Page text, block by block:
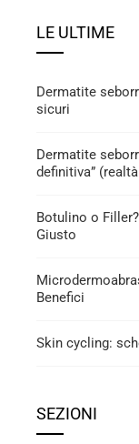
LE ULTIME
Dermatite
sicuri
Dermatite
definitiva”
Botulino o
Giusto
Benefici
Skin cycling:
SEZIONI